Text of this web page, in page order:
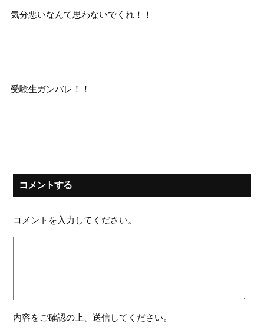
気分悪いなんて思わないでくれ！！
受験生ガンバレ！！
コメントする
コメントを入力してください。
内容をご確認の上、送信してください。